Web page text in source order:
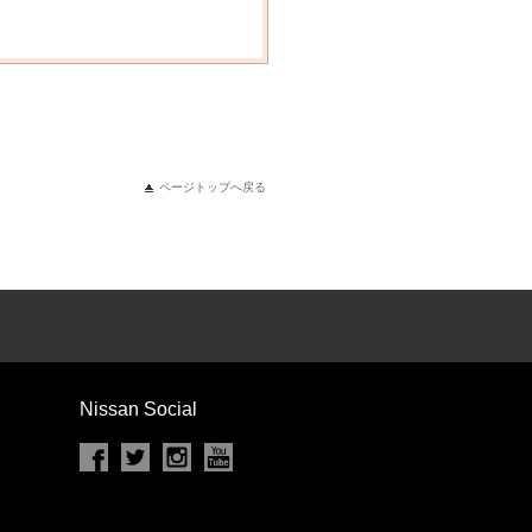
ページトップへ戻る
Nissan Social